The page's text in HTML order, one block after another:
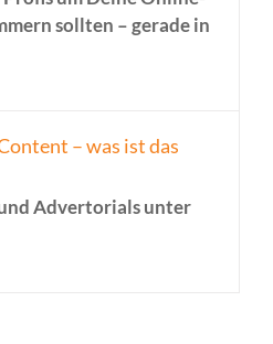
sollten – gerade in
– was ist das
Advertorials unter